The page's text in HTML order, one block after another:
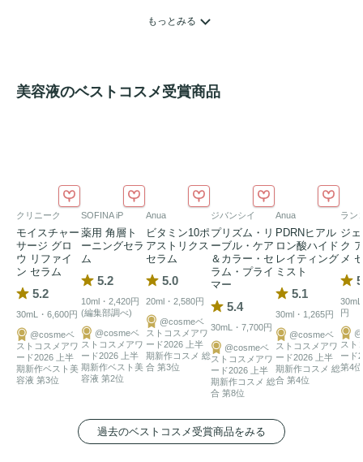
・施術直後の極度なダメージを集中的にケアしたい時
もっとみる
美容液のベストコスメ受賞商品
クリニーク
モイスチャー
サージ グロ
ウ リファイ
ン セラム
5.2
30mL・6,600円
@cosmeベ
ストコスメアワ
ード2026 上半
期新作ベスト美
容液 第3位
SOFINA iP
薬用 角層ト
ーニングセラ
ム
5.2
10ml・2,420円
(編集部調べ)
@cosmeベ
ストコスメアワ
ード2026 上半
期新作ベスト美
容液 第2位
Anua
ビタミン10ポ
アストリクス
セラム
5.0
20ml・2,580円
@cosmeベ
ストコスメアワ
ード2026 上半
期新作コスメ 総
合 第3位
ジバンシイ
プリズム・リ
ーブル・ケア
＆カラー・セ
ラム・プライ
マー
5.4
30mL・7,700円
@cosmeベ
ストコスメアワ
ード2026 上半
期新作コスメ 総
合 第8位
Anua
PDRNヒアル
ロン酸ハイド
レイティング
ミスト
5.1
30ml・1,265円
@cosmeベ
ストコスメアワ
ード2026 上半
期新作コスメ 総
合 第4位
ラン
ジ
ク
メ
円
スト
ード
第4位
過去のベストコスメ受賞商品をみる